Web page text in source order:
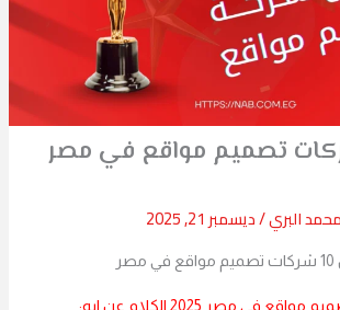
10 شركات تصميم مواقع في مصر
البري/ديسمبر 21, 2025